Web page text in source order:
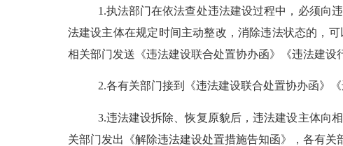
1.执法部门在依法查处违法建设过程中，必须向
法建设主体在规定时间主动整改，消除违法状态的，
相关部门发送《违法建设联合处置协办函》《违法建设
2.各有关部门接到《违法建设联合处置协办函》
3.违法建设拆除、恢复原貌后，违法建设主体向
关部门发出《解除违法建设处置措施告知函》，各有关